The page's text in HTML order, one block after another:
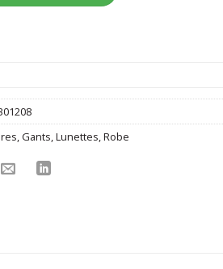
, Gants,Lunettes,Robe